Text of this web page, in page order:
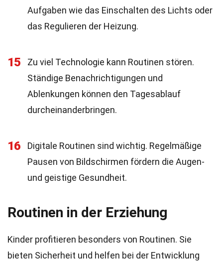
Aufgaben wie das Einschalten des Lichts oder
das Regulieren der Heizung.
15
Zu viel Technologie kann Routinen stören.
Ständige Benachrichtigungen und
Ablenkungen können den Tagesablauf
durcheinanderbringen.
16
Digitale Routinen sind wichtig. Regelmäßige
Pausen von Bildschirmen fördern die Augen-
und geistige Gesundheit.
Routinen in der Erziehung
Kinder profitieren besonders von Routinen. Sie
bieten Sicherheit und helfen bei der Entwicklung